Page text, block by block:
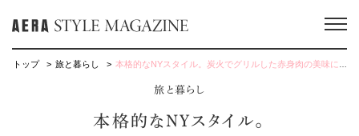
トップ 旅と暮らし 本格的なNYスタイル。炭火でグリルした赤身肉の美味に開眼！［部長の名店］
旅と暮らし
本格的なNYスタイル。